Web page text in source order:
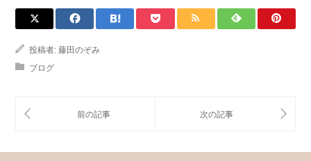
投稿者: 藤田のぞみ
ブログ